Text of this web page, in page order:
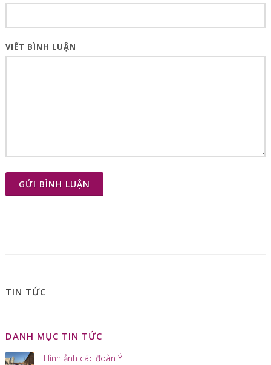
VIẾT BÌNH LUẬN
GỬI BÌNH LUẬN
TIN TỨC
DANH MỤC TIN TỨC
Hình ảnh các đoàn Ý